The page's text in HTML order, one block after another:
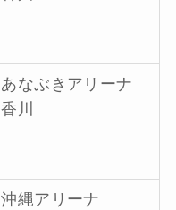
あなぶきアリーナ
香川
沖縄アリーナ